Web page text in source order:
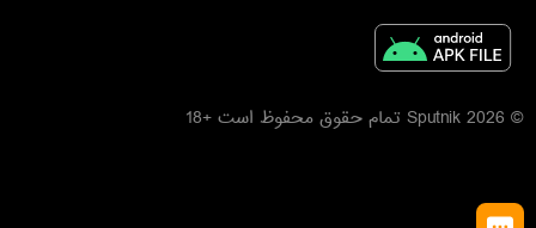
© 2026 Sputnik تمام حقوق محفوظ است +18